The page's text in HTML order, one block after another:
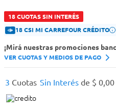
18 CUOTAS SIN INTERÉS
18 CSI MI CARREFOUR CRÉDITO
¡Mirá nuestras promociones
VER CUOTAS Y MEDIOS DE PAGO
3 Cuotas Sin Interés de $ 0,00